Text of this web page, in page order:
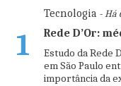
1
Tecnologia- Há
Rede D’Or:
Estudo da Rede
em São Paulo
importância da